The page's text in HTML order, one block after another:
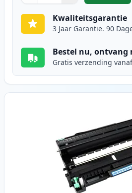
Kwaliteitsgarantie
3 Jaar Garantie. 90
Bestel nu, ontvang
Gratis verzending